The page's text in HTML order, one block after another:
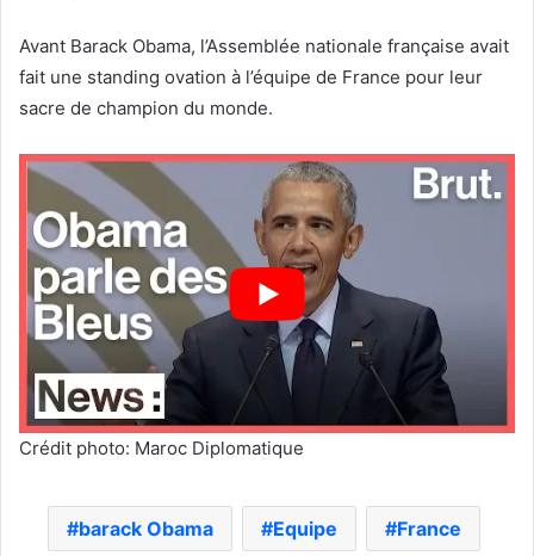
Avant Barack Obama, l’Assemblée nationale française avait
fait une standing ovation à l’équipe de France pour leur
sacre de champion du monde.
Crédit photo: Maroc Diplomatique
barack Obama Equipe France